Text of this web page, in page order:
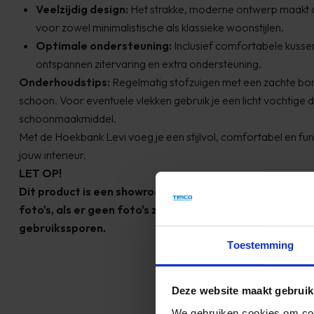
Toestemming
Deze website maakt
Veelzijdig design: Het strakke, moderne ontwerp maakt
voor zowel minimalistische als klassieke woonstijlen.
Optimale ondersteuning: Inclusief comfortabele
ontspannen zitervaring en extra ondersteuning.
Onderhoudstips: Regelmatig stofzuigen met een zachte
schoon. Voor eventuele vlekken gebruik je een licht vochtige
schoonmaakmiddel.
Met de Hoekbank Levi voeg je een stijlvol, comfortabel en
jouw interieur.
LET OP!
Dit product is een showroom model, als er
foto's, als er geen foto's zijn dan is dit product zo goed
gebruikssporen.